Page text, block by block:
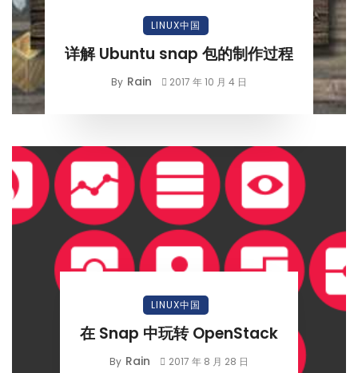
LINUX中国
详解 Ubuntu snap 包的制作过程
By Rain 2017 年 10 月 4 日
LINUX中国
在 Snap 中玩转 OpenStack
By Rain 2017 年 8 月 28 日